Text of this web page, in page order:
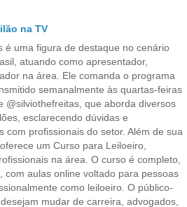
na TV
é uma figura de destaque no cenário
atuando como apresentador,
na área. Ele comanda o programa
semanalmente às quartas-feiras
@silviothefreitas, que aborda diversos
esclarecendo dúvidas e
com profissionais do setor. Além de sua
um Curso para Leiloeiro,
na área. O curso é completo,
com aulas online voltado para pessoas
como leiloeiro. O público-
mudar de carreira, advogados,